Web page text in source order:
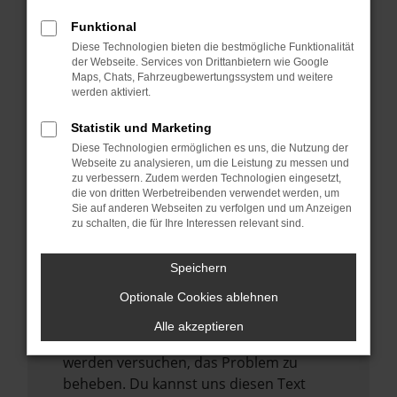
anderen Browser oder in einem privaten
Fenster?
Starte dein Gerät neu.
Das kann manchmal helfen,
Stelle sicher, dass dein Browser und dein
Betriebssystem auf dem neuesten Stand
sind.
Veraltete Software birgt nicht nur ein
Sicherheitsrisiko, sondern kann auch dazu
führen, dass bestimmte Funktionen nicht
mehr unterstützt werden.
Wende dich an den Webseitenbetreiber.
Wenn du alle oben genannten Schritte
versucht hast, kontaktiere uns bitte. Wir
werden versuchen, das Problem zu
beheben. Du kannst uns diesen Text
Funktional
Diese Technologien bieten die bestmögliche Funktionalität
der Webseite. Services von Drittanbietern wie Google
Maps, Chats, Fahrzeugbewertungssystem und weitere
werden aktiviert.
Statistik und Marketing
Diese Technologien ermöglichen es uns, die Nutzung der
Webseite zu analysieren, um die Leistung zu messen und
zu verbessern. Zudem werden Technologien eingesetzt,
die von dritten Werbetreibenden verwendet werden, um
Sie auf anderen Webseiten zu verfolgen und um Anzeigen
zu schalten, die für Ihre Interessen relevant sind.
Speichern
Optionale Cookies ablehnen
Alle akzeptieren